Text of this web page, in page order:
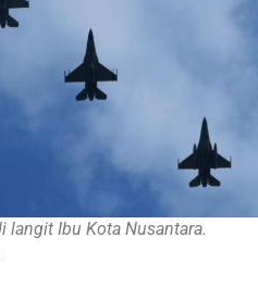
langit Ibu Kota Nusantara.